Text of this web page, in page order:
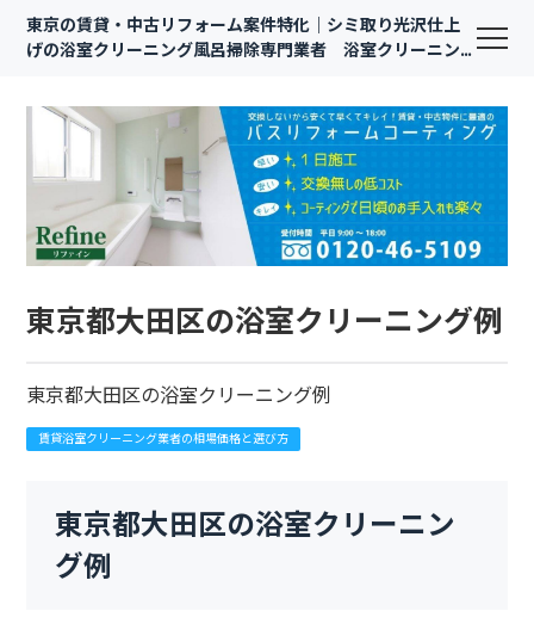
東京の賃貸・中古リフォーム案件特化｜シミ取り光沢仕上
げの浴室クリーニング風呂掃除専門業者 浴室クリーニン
東京都大田区の浴室クリーニング例
東京都大田区の浴室クリーニング例
賃貸浴室クリーニング業者の相場価格と選び方
東京都大田区の浴室クリーニン
グ例